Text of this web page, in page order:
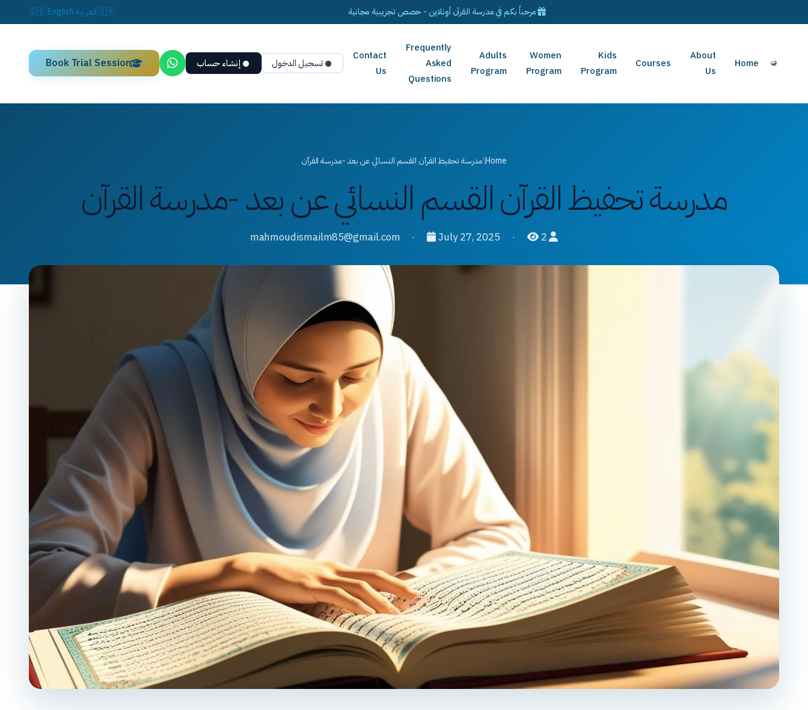
مرحباً بكم في مدرسة القرآن أونلاين - حصص تجريبية مجانية 🇸🇦العربية 🇬🇧English
Home
About
Us
Courses
Kids
Program
Women
Program
Adults
Program
Frequently
Asked
Questions
Contact
Us
تسجيل الدخول إنشاء حساب Book Trial Session
Home
/مدرسة تحفيظ القرآن القسم النسائي عن بعد -مدرسة القرآن
مدرسة تحفيظ القرآن القسم النسائي عن بعد -مدرسة القرآن
mahmoudismailm85@gmail.com
· July 27, 2025 · 2